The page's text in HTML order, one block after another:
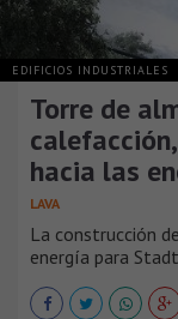
EDIFICIOS INDUSTRIALES
Torre de
hacia las
LAVA
La construcción
energía para